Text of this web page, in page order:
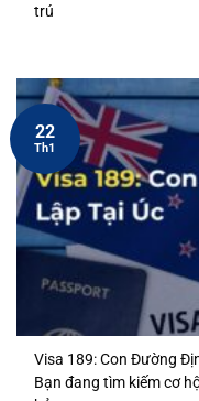
trú
Visa 189: Con Đường
Bạn đang tìm kiếm cơ
22
Th1